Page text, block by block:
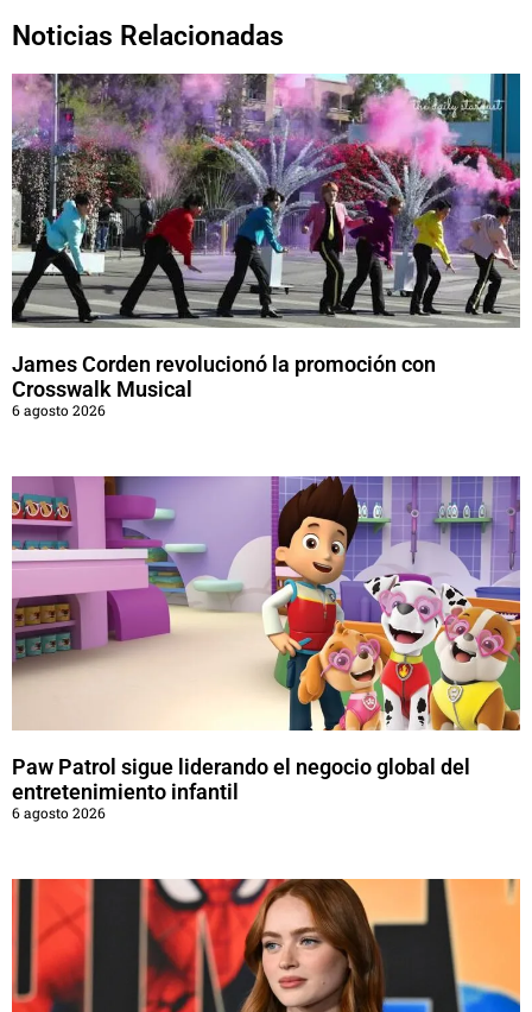
Noticias Relacionadas
James Corden revolucionó la promoción con
Crosswalk Musical
6 agosto 2026
Paw Patrol sigue liderando el negocio global del
entretenimiento infantil
6 agosto 2026